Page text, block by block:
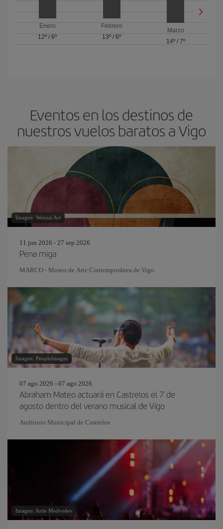
Enero
12º /6º
Febrero
13º / 6º
Marzo
14º/ 7º
Eventos en los destinos de
nuestros vuelos baratos a Vigo
Imagen: Wenzai Art
11 jun 2026 - 27 sep 2026
Pena miga
MARCO - Museo de Arte Contemporánea de Vigo
Imagen: PeopleImages
07 ago 2026 - 07 ago 2026
Abraham Mateo actuará en Castrelos el 7 de
agosto dentro del verano musical de Vigo
Auditorio Municipal de Castrelos
Imagen: Artie Medvedev